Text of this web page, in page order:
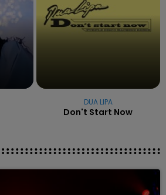
DUA LIPA
Don't Start Now